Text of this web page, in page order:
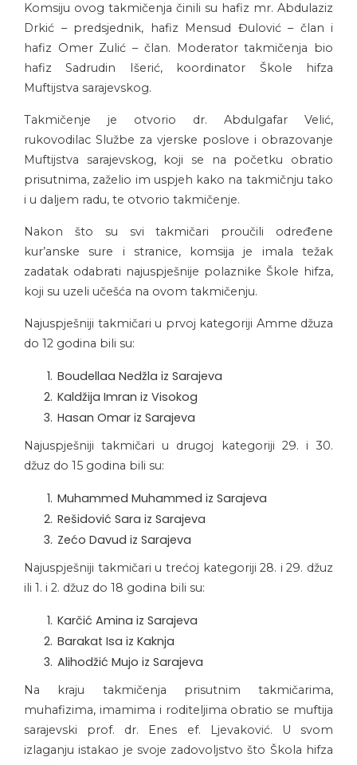
Komsiju ovog takmičenja činili su hafiz mr. Abdulaziz
Drkić – predsjednik, hafiz Mensud Đulović – član i
hafiz Omer Zulić – član. Moderator takmičenja bio
hafiz Sadrudin Išerić, koordinator Škole hifza
Muftijstva sarajevskog.
Takmičenje je otvorio dr. Abdulgafar Velić,
rukovodilac Službe za vjerske poslove i obrazovanje
Muftijstva sarajevskog, koji se na početku obratio
prisutnima, zaželio im uspjeh kako na takmičnju tako
i u daljem radu, te otvorio takmičenje.
Nakon što su svi takmičari proučili određene
kur’anske sure i stranice, komsija je imala težak
zadatak odabrati najuspješnije polaznike Škole hifza,
koji su uzeli učešća na ovom takmičenju.
Najuspješniji takmičari u prvoj kategoriji Amme džuza
do 12 godina bili su:
Boudellaa Nedžla iz Sarajeva
Kaldžija Imran iz Visokog
Hasan Omar iz Sarajeva
Najuspješniji takmičari u drugoj kategoriji 29. i 30.
džuz do 15 godina bili su:
Muhammed Muhammed iz Sarajeva
Rešidović Sara iz Sarajeva
Zećo Davud iz Sarajeva
Najuspješniji takmičari u trećoj kategoriji 28. i 29. džuz
ili 1. i 2. džuz do 18 godina bili su:
Karčić Amina iz Sarajeva
Barakat Isa iz Kaknja
Alihodžić Mujo iz Sarajeva
Na kraju takmičenja prisutnim takmičarima,
muhafizima, imamima i roditeljima obratio se muftija
sarajevski prof. dr. Enes ef. Ljevaković. U svom
izlaganju istakao je svoje zadovoljstvo što Škola hifza